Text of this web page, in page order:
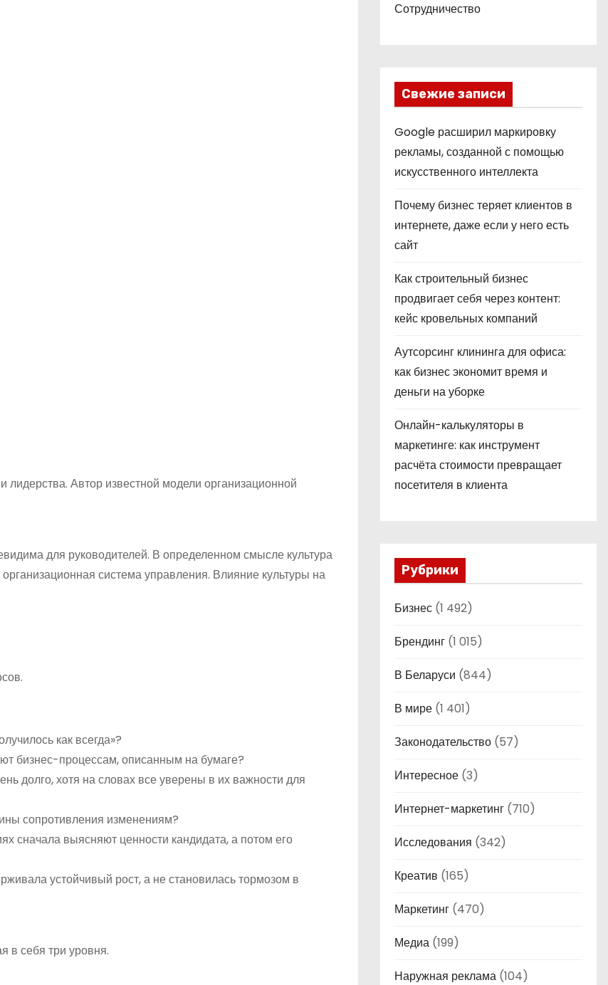
лидерства. Автор известной модели организационной
для руководителей. В определенном смысле культура
система управления. Влияние культуры на
как всегда»?
бизнес-процессам, описанным на бумаге?
долго, хотя на словах все уверены в их важности для
сопротивления изменениям?
сначала выясняют ценности кандидата, а потом его
устойчивый рост, а не становилась тормозом в
в себя три уровня.
Сотрудничество
Свежие записи
Google расширил маркировку
рекламы, созданной с помощью
искусственного интеллекта
Почему бизнес теряет клиентов в
интернете, даже если у него есть
сайт
Как строительный бизнес
продвигает себя через контент:
кейс кровельных компаний
Аутсорсинг клининга для офиса:
как бизнес экономит время и
деньги на уборке
Онлайн-калькуляторы в
маркетинге: как инструмент
расчёта стоимости превращает
посетителя в клиента
Рубрики
Бизнес (1 492)
Брендинг (1 015)
В Беларуси (844)
В мире (1 401)
Законодательство (57)
Интересное (3)
Интернет-маркетинг (710)
Исследования (342)
Креатив (165)
Маркетинг (470)
Медиа (199)
Наружная реклама (104)